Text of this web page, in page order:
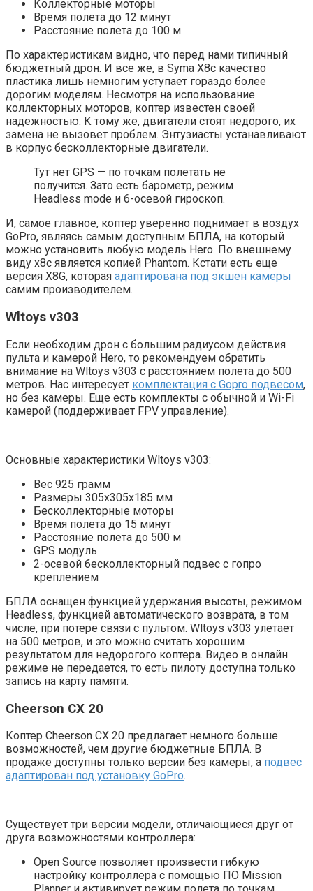
Коллекторные моторы
Время полета до 12 минут
Расстояние полета до 100 м
По характеристикам видно, что перед нами типичный
бюджетный дрон. И все же, в Syma X8c качество
пластика лишь немногим уступает гораздо более
дорогим моделям. Несмотря на использование
коллекторных моторов, коптер известен своей
надежностью. К тому же, двигатели стоят недорого, их
замена не вызовет проблем. Энтузиасты устанавливают
в корпус бесколлекторные двигатели.
Тут нет GPS — по точкам полетать не
получится. Зато есть барометр, режим
Headless mode и 6-осевой гироскоп.
И, самое главное, коптер уверенно поднимает в воздух
GoPro, являясь самым доступным БПЛА, на который
можно установить любую модель Hero. По внешнему
виду x8c является копией Phantom. Кстати есть еще
версия X8G, которая адаптирована под экшен камеры
самим производителем.
Wltoys v303
Если необходим дрон с большим радиусом действия
пульта и камерой Hero, то рекомендуем обратить
внимание на Wltoys v303 с расстоянием полета до 500
метров. Нас интересует комплектация с Gopro подвесом,
но без камеры. Еще есть комплекты с обычной и Wi-Fi
камерой (поддерживает FPV управление).
Основные характеристики Wltoys v303:
Вес 925 грамм
Размеры 305х305х185 мм
Бесколлекторные моторы
Время полета до 15 минут
Расстояние полета до 500 м
GPS модуль
2-осевой бесколлекторный подвес с гопро
креплением
БПЛА оснащен функцией удержания высоты, режимом
Headless, функцией автоматического возврата, в том
числе, при потере связи с пультом. Wltoys v303 улетает
на 500 метров, и это можно считать хорошим
результатом для недорогого коптера. Видео в онлайн
режиме не передается, то есть пилоту доступна только
запись на карту памяти.
Cheerson CX 20
Коптер Cheerson CX 20 предлагает немного больше
возможностей, чем другие бюджетные БПЛА. В
продаже доступны только версии без камеры, а подвес
адаптирован под установку GoPro.
Существует три версии модели, отличающиеся друг от
друга возможностями контроллера:
Open Source позволяет произвести гибкую
настройку контроллера с помощью ПО Mission